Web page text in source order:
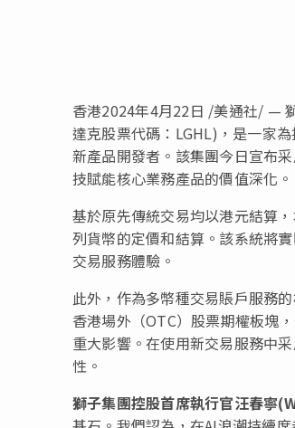
香港2024年4月22日 /美通社/
達克股票代碼：LGHL)，是一家
新產品開發者。該集團今日宣布
技賦能核心業務產品的價值深化。
基於原先傳統交易均以港元結算
列貨幣的定價和結算。該系統將
交易服務體驗。
此外，作為多幣種交易賬戶服務
香港場外（OTC）股票期權板塊
重大影響。在使用新交易服務中
性。
獅子集團控股首席執行官汪春寧